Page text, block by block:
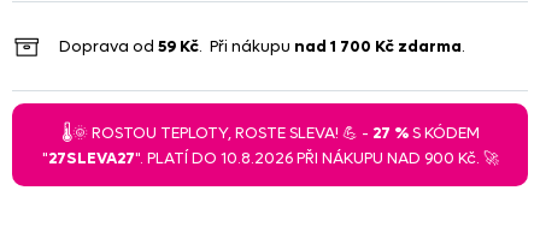
Doprava od 59 Kč. Při nákupu nad 1 700 Kč zdarma.
🌡️🌞 ROSTOU TEPLOTY, ROSTE SLEVA! 💪 - 27 %S KÓDEM
"27SLEVA27". PLATÍ DO 10.8.2026 PŘI NÁKUPU NAD 900 Kč. 🚀